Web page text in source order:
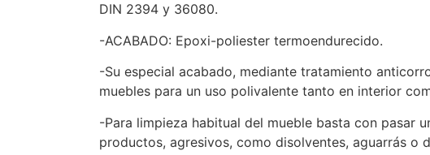
DIN 2394 y 36080.
-ACABADO: Epoxi-poliester termoendurecido.
-Su especial acabado, mediante tratamiento
muebles para un uso polivalente tanto en interior
-Para limpieza habitual del mueble basta con pasar
productos, agresivos, como disolventes, aguarrás o